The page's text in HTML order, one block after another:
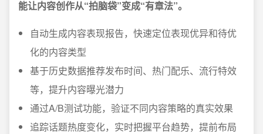
能让内容创作从“拍脑袋”变成“有章法”。
自动生成内容表现报告，快速定位表现优异和待优
化的内容类型
基于历史数据推荐发布时间、热门配乐、流行特效
等，提升内容曝光潜力
通过A/B测试功能，验证不同内容策略的真实效果
追踪话题热度变化，实时把握平台趋势，提前布局